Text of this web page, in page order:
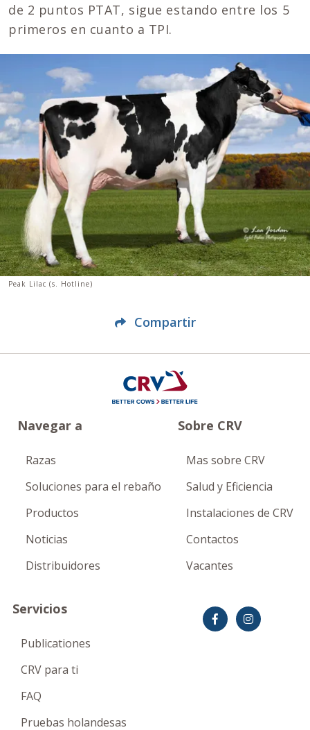
de 2 puntos PTAT, sigue estando entre los 5
primeros en cuanto a TPI.
Peak Lilac (s. Hotline)
Compartir
Navegar a
Razas
Soluciones para el rebaño
Productos
Noticias
Distribuidores
Sobre CRV
Mas sobre CRV
Salud y Eficiencia
Instalaciones de CRV
Contactos
Vacantes
Servicios
Publicationes
CRV para ti
FAQ
Pruebas holandesas